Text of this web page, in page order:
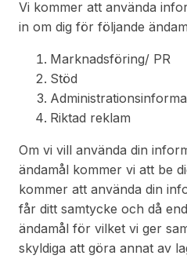
Vi kommer att använda
in om dig för följande
Marknadsföring/ PR
Stöd
Riktad reklam
Om vi ​​vill använda din
ändamål kommer vi att be
kommer att använda din
får ditt samtycke och då
ändamål för vilket vi ger
skyldiga att göra annat av